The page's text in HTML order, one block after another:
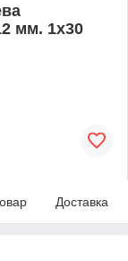
мм. 1х30
Доставка